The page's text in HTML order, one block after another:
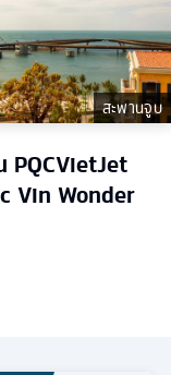
สะพานจูบ
PQCVietJet
Vin Wonder